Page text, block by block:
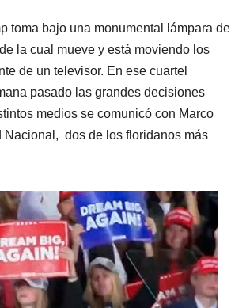
toma bajo una monumental lámpara de
la cual mueve y está moviendo los
de un televisor. En ese cuartel
pasado las grandes decisiones
medios se comunicó con Marco
Nacional, dos de los floridanos más